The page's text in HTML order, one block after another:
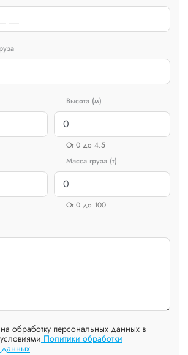
Высота (м)
От 0 до 4.5
Масса груза (т)
От 0 до 100
обработку персональных данных в
Политики обработки